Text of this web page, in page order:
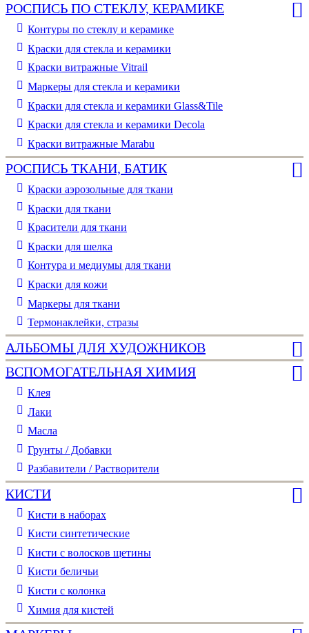
РОСПИСЬ ПО СТЕКЛУ, КЕРАМИКЕ
Контуры по стеклу и керамике
Краски для стекла и керамики
Краски витражные Vitrail
Маркеры для стекла и керамики
Краски для стекла и керамики Glass&Tile
Краски для стекла и керамики Decola
Краски витражные Marabu
РОСПИСЬ ТКАНИ, БАТИК
Краски аэрозольные для ткани
Краски для ткани
Красители для ткани
Краски для шелка
Контура и медиумы для ткани
Краски для кожи
Маркеры для ткани
Термонаклейки, стразы
АЛЬБОМЫ ДЛЯ ХУДОЖНИКОВ
ВСПОМОГАТЕЛЬНАЯ ХИМИЯ
Клея
Лаки
Масла
Грунты / Добавки
Разбавители / Растворители
КИСТИ
Кисти в наборах
Кисти синтетические
Кисти с волосков щетины
Кисти беличьи
Кисти с колонка
Химия для кистей